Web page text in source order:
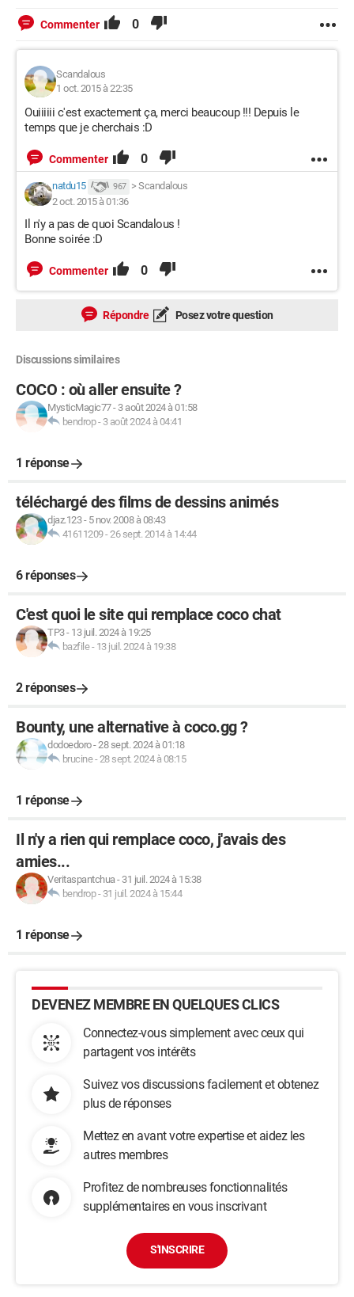
Commenter 0
Scandalous
1 oct. 2015 à 22:35
Ouiiiiii c'est exactement ça, merci beaucoup !!! Depuis le
temps que je cherchais :D
Commenter 0
natdu15 967 > Scandalous
2 oct. 2015 à 01:36
Il n'y a pas de quoi Scandalous !
Bonne soirée :D
Commenter 0
Répondre Posez votre question
Discussions similaires
COCO : où aller ensuite ?
MysticMagic77- 3 août 2024 à 01:58
bendrop- 3 août 2024 à 04:41
1 réponse
téléchargé des films de dessins animés
djaz.123- 5 nov. 2008 à 08:43
41611209-26 sept. 2014 à 14:44
6 réponses
C'est quoi le site qui remplace coco chat
TP3- 13 juil. 2024 à 19:25
bazfile- 13 juil. 2024 à 19:38
2 réponses
Bounty, une alternative à coco.gg ?
dodoedoro-28 sept. 2024 à 01:18
brucine-28 sept. 2024 à 08:15
1 réponse
Il n'y a rien qui remplace coco, j'avais des
amies...
Veritaspantchua- 31 juil. 2024 à 15:38
bendrop- 31 juil. 2024 à 15:44
1 réponse
DEVENEZ MEMBRE EN QUELQUES CLICS
Connectez-vous simplement avec ceux qui
partagent vos intérêts
Suivez vos discussions facilement et obtenez
plus de réponses
Mettez en avant votre expertise et aidez les
autres membres
Profitez de nombreuses fonctionnalités
supplémentaires en vous inscrivant
S'INSCRIRE